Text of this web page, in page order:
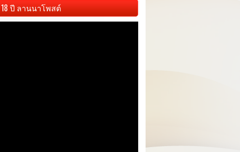
18 ปี ลานนาโพสต์